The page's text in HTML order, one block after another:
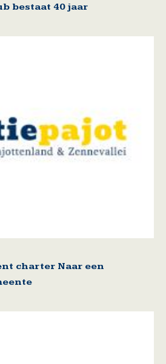
bestaat 40 jaar
charter Naar een